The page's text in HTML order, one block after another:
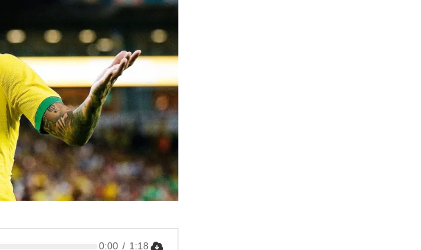
0:00 / 1:18